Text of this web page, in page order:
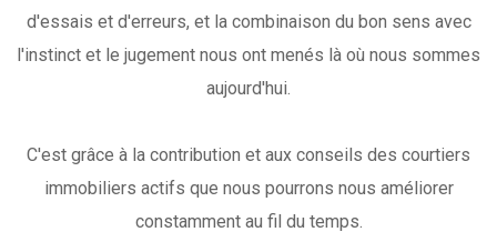
d'essais et d'erreurs, et la combinaison du bon sens avec
l'instinct et le jugement nous ont menés là où nous sommes
aujourd'hui.
C'est grâce à la contribution et aux conseils des courtiers
immobiliers actifs que nous pourrons nous améliorer
constamment au fil du temps.